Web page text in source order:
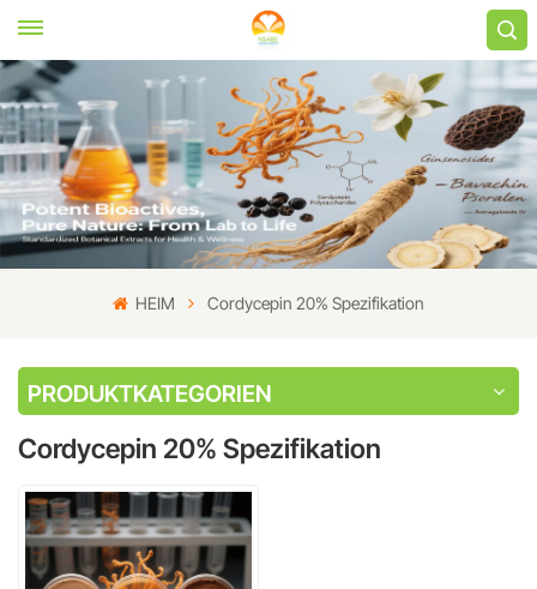
HEIM Cordycepin 20% Spezifikation
PRODUKTKATEGORIEN
Cordycepin 20% Spezifikation